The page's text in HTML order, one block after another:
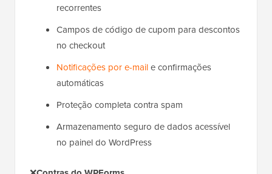
recorrentes
Campos de código de cupom para descontos
no checkout
Notificações por e-maile confirmações
automáticas
Proteção completa contra spam
Armazenamento seguro de dados acessível
no painel do WordPress